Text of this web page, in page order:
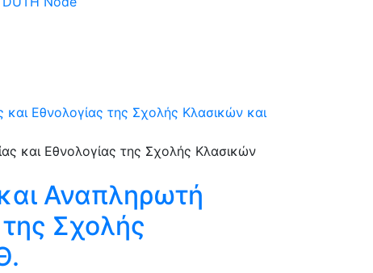
Εθνολογίας της Σχολής Κλασικών και
Αναπληρωτή
Σχολής